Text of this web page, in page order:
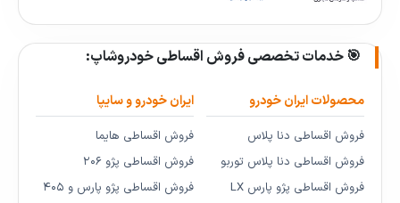
🎯 خدمات تخصصی فروش اقساطی خودروشاپ:
محصولات ایران خودرو
فروش اقساطی دنا پلاس
فروش اقساطی دنا پلاس توربو
فروش اقساطی پژو پارس LX
ایران خودرو و سایپا
فروش اقساطی هایما
فروش اقساطی پژو ۲۰۶
فروش اقساطی پژو پارس و ۴۰۵